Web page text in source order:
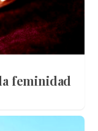
feminidad